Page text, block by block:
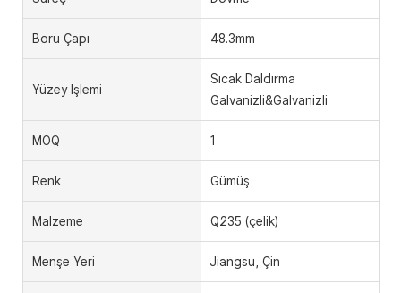
Boru Çapı 48.3mm
Yüzey Işlemi
Sıcak Daldırma
Galvanizli&Galvanizli
MOQ 1
Renk Gümüş
Malzeme Q235 (çelik)
Menşe Yeri Jiangsu, Çin